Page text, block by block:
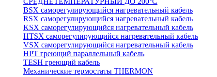
BSX саморегулирующийся нагревательный кабель
RSX саморегулирующийся нагревательный кабель
KSX саморегулирующийся нагревательный кабель
HTSX саморегулирующийся нагревательный кабель
VSX саморегулирующийся нагревательный кабель
НРТ греющий параллельный кабель
TESH греющий кабель
Механические термостаты THERMON